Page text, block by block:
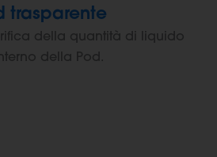
trasparente
della quantità di liquido
della Pod.